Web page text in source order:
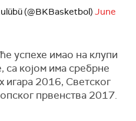
(@BKBasketbol)June
успехе имао на клупи
са којом има сребрне
игара 2016, Светског
првенства 2017.